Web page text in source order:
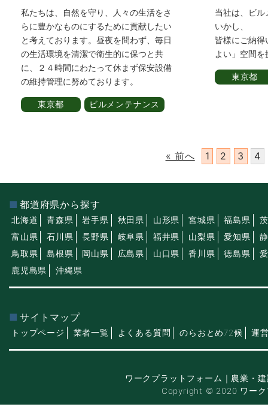
私たちは、自然を守り、人々の生活をさ
らに豊かなものにするために貢献したい
と考えております。昼夜を問わず、毎日
の生活環境を清潔で衛生的に保つと共
に、２４時間にわたって休まず保安設備
の維持管理に努めております。
東京都 ビルメンテナンス
当社は、ビ
いかし、
皆様にご納
よい」空間
東京都
« 前へ 1 2 3 4
都道府県から探す
北海道 青森県 岩手県 秋田県 山形県 宮城県 福島県
富山県
石川県 長野県 岐阜県 福井県 山梨県 愛知県
鳥取県
島根県 岡山県 広島県 山口県 香川県 徳島県
鹿児島県
沖縄県
サイトマップ
トップページ 業者一覧 よくある質問 のらおとめ72候 運
ワークプラットフォーム｜農業・
Copyright © 2020 ワーク